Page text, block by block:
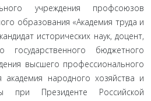
учреждения профсоюзов
образования «Академия труда и
исторических наук, доцент,
государственного бюджетного
высшего профессионального
академия народного хозяйства и
при Президенте Российской